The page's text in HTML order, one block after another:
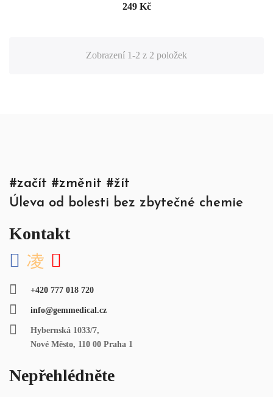
249 Kč
Zobrazení 1-2 z 2 položek
#začít #změnit #žít
Úleva od bolesti bez zbytečné chemie
Kontakt
+420 777 018 720
info@gemmedical.cz
Hybernská 1033/7,
Nové Město, 110 00 Praha 1
Nepřehlédněte